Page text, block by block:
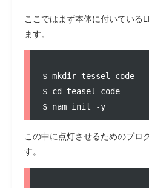
ここではまず本体に付いている
ます。
$ mkdir tessel-code
$ cd teasel-code
この中に点灯させるためのプロ
す。